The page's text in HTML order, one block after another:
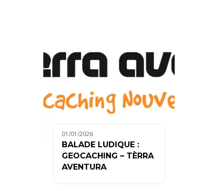
01/01/2026
BALADE LUDIQUE :
GEOCACHING – TÈRRA
AVENTURA